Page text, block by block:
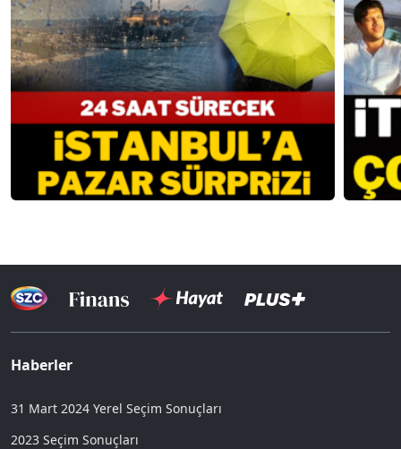
Haberler
31 Mart 2024 Yerel Seçim Sonuçları
2023 Seçim Sonuçları